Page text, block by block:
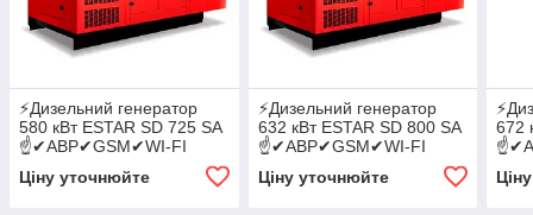
⚡️Дизельний генератор
580 кВт ESTAR SD 725 SA
☝✔АВР✔GSM✔WI-FI
Ціну уточнюйте
⚡️Дизельний генератор
632 кВт ESTAR SD 800 SA
☝✔АВР✔GSM✔WI-FI
Ціну уточнюйте
672